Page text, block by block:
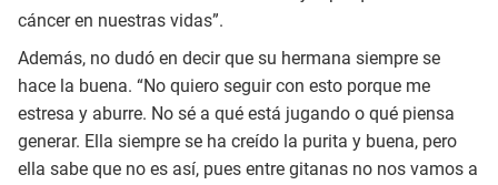
cáncer en nuestras vidas”.
Además, no dudó en decir que su hermana siempre se
hace la buena. “No quiero seguir con esto porque me
estresa y aburre. No sé a qué está jugando o qué piensa
generar. Ella siempre se ha creído la purita y buena, pero
ella sabe que no es así, pues entre gitanas no nos vamos a